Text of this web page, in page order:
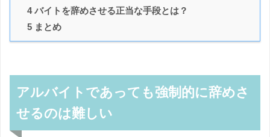
4 バイトを辞めさせる正当な手段とは？
5 まとめ
アルバイトであっても強制的に辞めさ
せるのは難しい